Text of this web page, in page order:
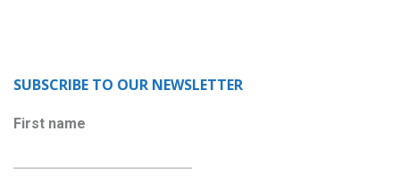
SUBSCRIBE TO OUR NEWSLETTER
First name